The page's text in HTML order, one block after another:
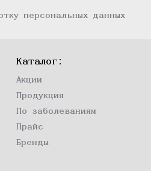
персональных данных
Каталог:
Акции
Продукция
По заболеваниям
Прайс
Бренды